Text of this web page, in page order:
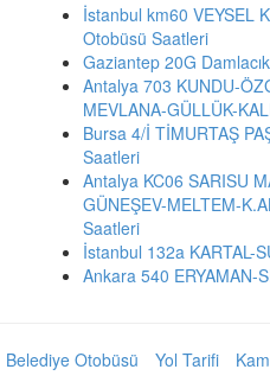
İstanbul km60 VEYSEL
Otobüsü Saatleri
Gaziantep 20G
Antalya 703 KUNDU-
MEVLANA-GÜLLÜK-
Bursa 4/İ TİMURTAŞ
Saatleri
Antalya KC06 SARISU
GÜNEŞEV-MELTEM-
Saatleri
İstanbul 132a KARTAL-
Ankara 540 ERYAMAN-
Belediye Otobüsü Yol Tarifi